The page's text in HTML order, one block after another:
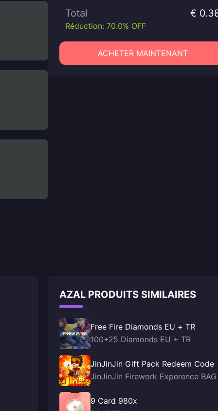
Total €
Réduction: 70.0% OFF
ACHETER MAINTENANT
AZAL PRODUITS SIMILAIRES
Free Fire Diamonds EU + TR
100+25 Diamonds EU + TR
JinJinJin Gift Pack Redeem Code
JinJinJin Firework Experence BAG
9 Card 980x